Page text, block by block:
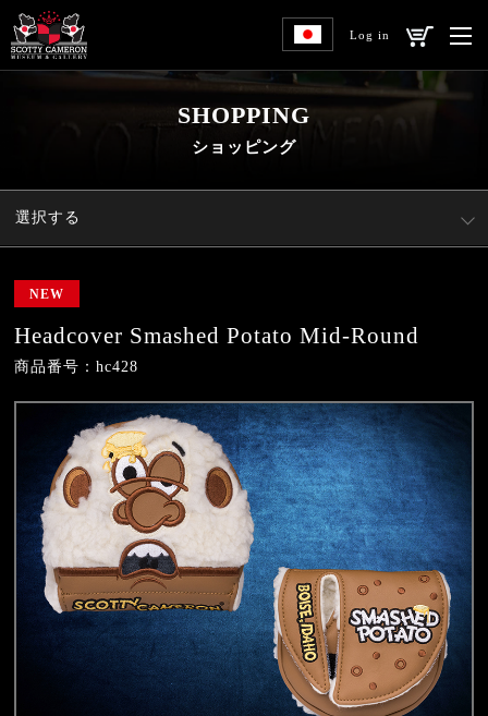
Log in
SHOPPING
ショッピング
選択する
NEW
Headcover Smashed Potato Mid-Round
商品番号：hc428